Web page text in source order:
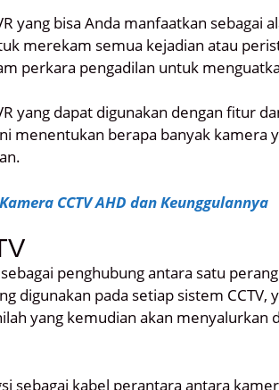
yang bisa Anda manfaatkan sebagai
merekam semua kejadian atau
perkara pengadilan untuk
yang dapat digunakan dengan fitur
menentukan berapa banyak kamera
CCTV AHD dan Keunggulannya
penghubung antara satu
digunakan pada setiap sistem CCTV,
yang kemudian akan menyalurkan
sebagai kabel perantara antara